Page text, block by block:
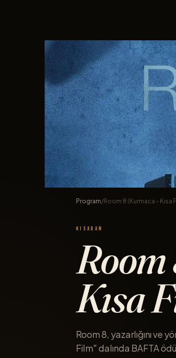
Program/Room 8 (Kurmaca - Kısa
KISADAN
Kısa
Room 8, yazarlığını ve
Film" dalında BAFTA